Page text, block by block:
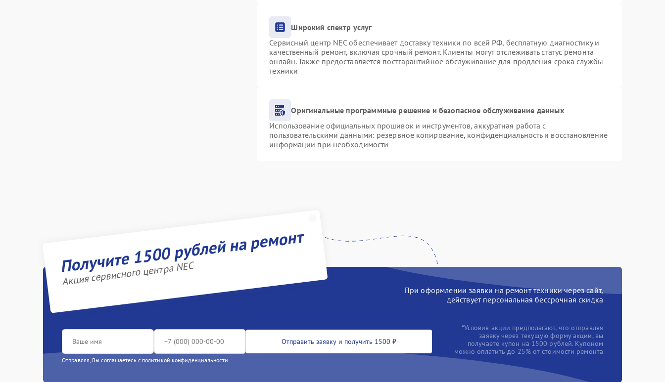
Широкий спектр услуг
Сервисный центр NEC обеспечивает доставку техники по всей РФ, бесплатную диагностику и
качественный ремонт, включая срочный ремонт. Клиенты могут отслеживать статус ремонта
онлайн. Также предоставляется постгарантийное обслуживание для продления срока службы
техники
Оригинальные программные решение и безопасное обслуживание данных
Использование официальных прошивок и инструментов, аккуратная работа с
пользовательскими данными: резервное копирование, конфиденциальность и восстановление
информации при необходимости
Получите 1500 рублей на ремонт
Акция сервисного центра NEC
При оформлении заявки на ремонт техники через сайт,
действует персональная бессрочная скидка
Отправить заявку и получить 1500 ₽
Отправляя, Вы соглашаетесь с политикой конфиденциальности
*Условия акции предполагают, что отправляя
заявку через текущую форму акции, вы
получаете купон на 1500 рублей. Купоном
можно оплатить до 25% от стоимости ремонта